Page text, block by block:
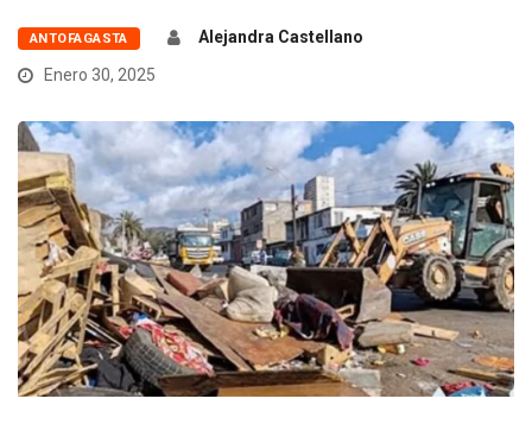
ANTOFAGASTA
Alejandra Castellano
Enero 30, 2025